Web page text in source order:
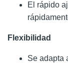
El rápido
Flexibilidad
Se adapta